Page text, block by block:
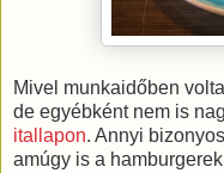
Mivel munkaidőben
de egyébként nem is
itallapon. Annyi
amúgy is a